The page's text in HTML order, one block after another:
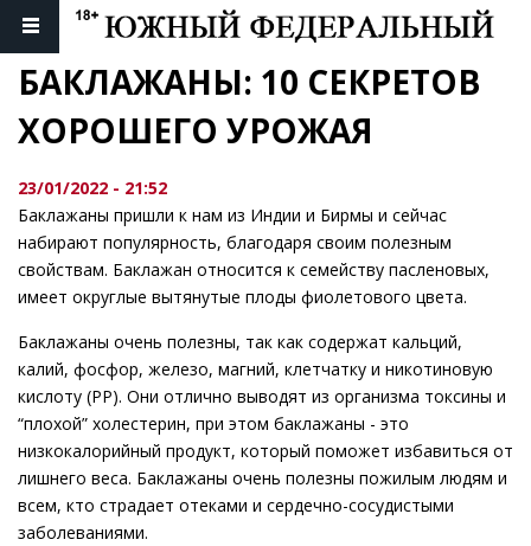
БАКЛАЖАНЫ: 10 СЕКРЕТОВ
ХОРОШЕГО УРОЖАЯ
23/01/2022 - 21:52
Баклажаны пришли к нам из Индии и Бирмы и сейчас
набирают популярность, благодаря своим полезным
свойствам. Баклажан относится к семейству пасленовых,
имеет округлые вытянутые плоды фиолетового цвета.
Баклажаны очень полезны, так как содержат кальций,
калий, фосфор, железо, магний, клетчатку и никотиновую
кислоту (PP). Они отлично выводят из организма токсины и
“плохой” холестерин, при этом баклажаны - это
низкокалорийный продукт, который поможет избавиться от
лишнего веса. Баклажаны очень полезны пожилым людям и
всем, кто страдает отеками и сердечно-сосудистыми
заболеваниями.